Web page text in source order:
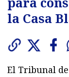
la Casa
El Tribunal